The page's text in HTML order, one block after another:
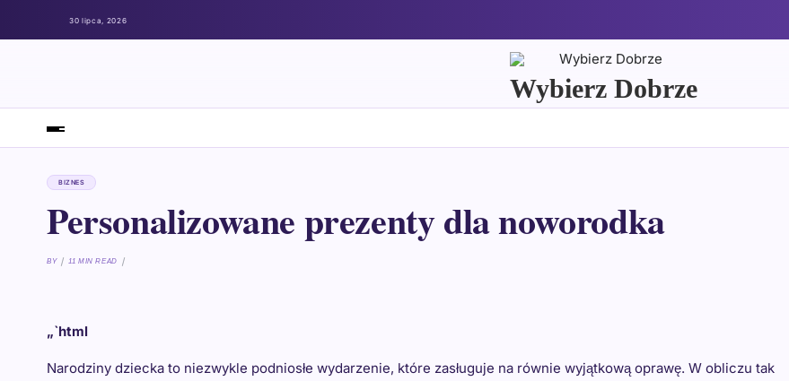
30 lipca, 2026
Wybierz Dobrze
BIZNES
Personalizowane prezenty dla noworodka
BY 11 MIN READ
„`html
Narodziny dziecka to niezwykle podniosłe wydarzenie, które zasługuje na równie wyjątkową oprawę. W obliczu tak